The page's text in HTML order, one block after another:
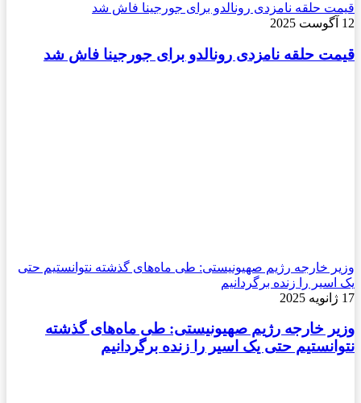
قیمت حلقه نامزدی رونالدو برای جورجینا فاش شد
12 آگوست 2025
قیمت حلقه نامزدی رونالدو برای جورجینا فاش شد
وزیر خارجه رژیم صهیونیستی: طی ماه‌های گذشته نتوانستیم حتی
یک اسیر را زنده برگردانیم
17 ژانویه 2025
وزیر خارجه رژیم صهیونیستی: طی ماه‌های گذشته
نتوانستیم حتی یک اسیر را زنده برگردانیم